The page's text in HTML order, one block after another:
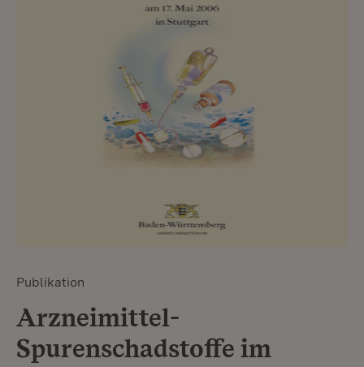
Publikation
Arzneimittel-
Spurenschadstoffe im